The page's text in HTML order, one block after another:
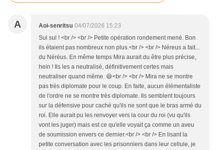
A Aoi-senritsu 04/07/2026 15:23
Sul sul ! <br /> <br /> Petite opération rondement mené. Bon
ils étaient pas nombreux non plus.<br /> <br /> Néreus a fait...
du Néréus. En même temps Mira aurait du être plus précise,
hein ! Ils les a neutralisé, définitivement certes mais
neutraliser quand même. 😆<br /> <br /> Mira ne se montre
pas très diplomate pour le coup. En faite, aucun élémentaliste
de l'ordre ne se montre très diplomate. Ils semblent toujours
sur la défensive pour caché qu'ils ne sont que le bras armé du
roi. Elle aurait pu les renvoyer vers la cour du roi (vu qu'ils
vont les juger) mais est ce qu'elle voyait ça comme un aveu
de soumission envers ce dernier.<br /> <br /> En lisant la
petite conversation avec les prisonniers dans leur cellule, je